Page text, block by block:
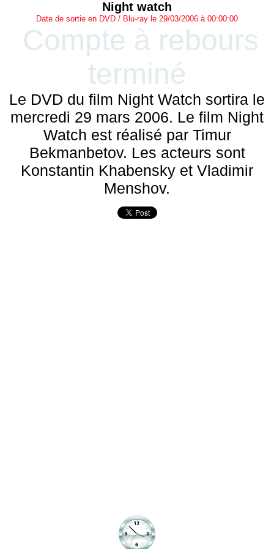
Night watch
Date de sortie en DVD / Blu-ray le 29/03/2006 à 00:00:00
Compte à rebours
terminé
Le DVD du film Night Watch sortira le
mercredi 29 mars 2006. Le film Night
Watch est réalisé par Timur
Bekmanbetov. Les acteurs sont
Konstantin Khabensky et Vladimir
Menshov.